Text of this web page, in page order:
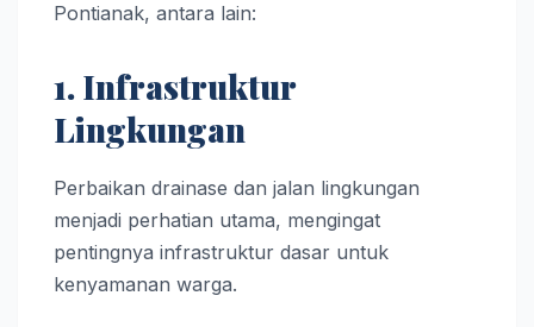
Pontianak, antara lain:
1. Infrastruktur
Lingkungan
Perbaikan drainase dan jalan lingkungan
menjadi perhatian utama, mengingat
pentingnya infrastruktur dasar untuk
kenyamanan warga.